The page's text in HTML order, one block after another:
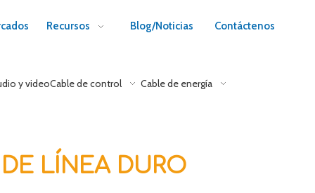
Recursos Blog/Noticias Contáctenos
y videoCable de control Cable de energía
LÍNEA DURO